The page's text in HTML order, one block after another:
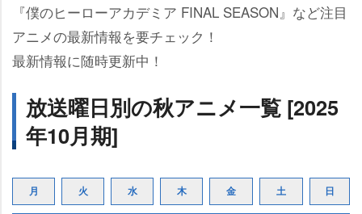
『僕のヒーローアカデミア FINAL SEASON』など注目
アニメの最新情報を要チェック！
最新情報に随時更新中！
放送曜日別の秋アニメ一覧 [2025
年10月期]
月 火 水 木 金 土 日